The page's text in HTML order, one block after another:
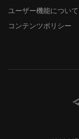
ユーザー機能について
コンテンツポリシー